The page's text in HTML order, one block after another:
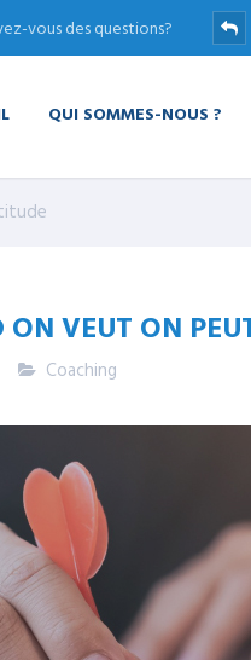
vous des questions?
QUI SOMMES-NOUS ?
ON VEUT ON
Coaching